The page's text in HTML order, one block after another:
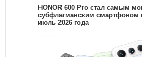
HONOR 600 Pro стал самым
субфлагманским смартфоном
июль 2026 года